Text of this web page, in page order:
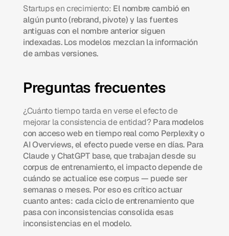
Startups en crecimiento: El nombre cambió en
algún punto (rebrand, pivote) y las fuentes
antiguas con el nombre anterior siguen
indexadas. Los modelos mezclan la información
de ambas versiones.
Preguntas frecuentes
¿Cuánto tiempo tarda en verse el efecto de
mejorar la consistencia de entidad? Para modelos
con acceso web en tiempo real como Perplexity o
AI Overviews, el efecto puede verse en días. Para
Claude y ChatGPT base, que trabajan desde su
corpus de entrenamiento, el impacto depende de
cuándo se actualice ese corpus — puede ser
semanas o meses. Por eso es crítico actuar
cuanto antes: cada ciclo de entrenamiento que
pasa con inconsistencias consolida esas
inconsistencias en el modelo.